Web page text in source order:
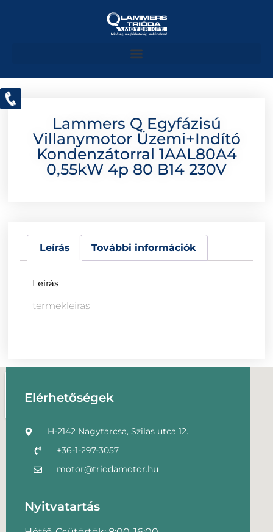
Lammers Q Egyfázisú
Villanymotor Üzemi+indító
Kondenzátorral 1AAL80A4
0,55kW 4p 80 B14 230V
Leírás További információk
Leírás
termekleiras
Elérhetőségek
H-2142 Nagytarcsa, Szilas utca 12.
+36-1-297-3057
motor@triodamotor.hu
Nyitvatartás